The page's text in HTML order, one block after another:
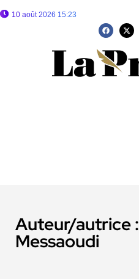
10 août 2026 15:23
Auteur/autrice :
Messaoudi